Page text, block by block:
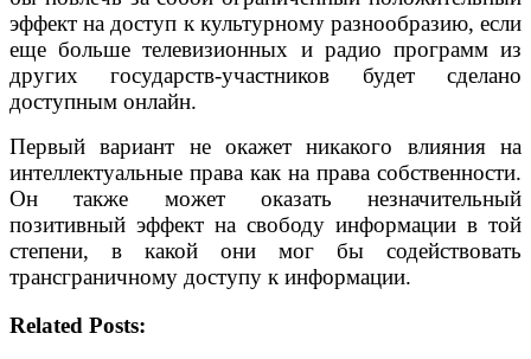
эффект на доступ к культурному разнообразию, если
еще больше телевизионных и радио программ из
других государств-участников будет сделано
доступным онлайн.
Первый вариант не окажет никакого влияния на
интеллектуальные права как на права собственности.
Он также может оказать незначительный
позитивный эффект на свободу информации в той
степени, в какой они мог бы содействовать
трансграничному доступу к информации.
Related Posts: